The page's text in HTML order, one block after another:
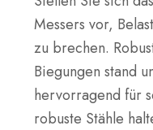
Messers vor,
zu brechen.
Biegungen stand
hervorragend für
robuste Stähle